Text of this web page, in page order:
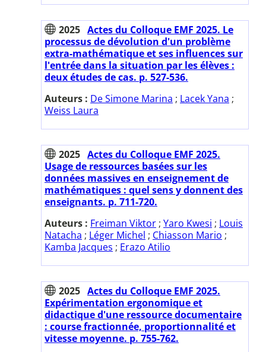
2025 Actes du Colloque EMF 2025. Le
processus de dévolution d'un problème
extra-mathématique et ses influences sur
l'entrée dans la situation par les élèves :
deux études de cas. p. 527-536.
Auteurs : De Simone Marina ; Lacek Yana ;
Weiss Laura
2025 Actes du Colloque EMF 2025.
Usage de ressources basées sur les
données massives en enseignement de
mathématiques : quel sens y donnent des
enseignants. p. 711-720.
Auteurs : Freiman Viktor ; Yaro Kwesi ; Louis
Natacha ; Léger Michel ; Chiasson Mario ;
Kamba Jacques ; Erazo Atilio
2025 Actes du Colloque EMF 2025.
Expérimentation ergonomique et
didactique d'une ressource documentaire
: course fractionnée, proportionnalité et
vitesse moyenne. p. 755-762.